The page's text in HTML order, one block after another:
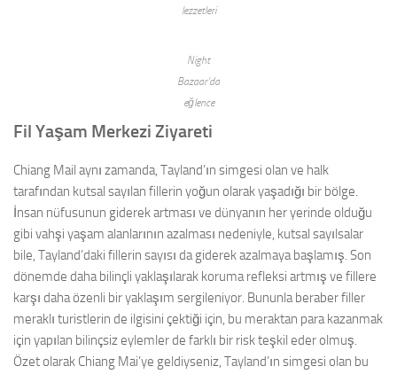
lezzetleri
Night
Bazaar’da
eğlence
Fil Yaşam Merkezi Ziyareti
Chiang Mail aynı zamanda, Tayland’ın simgesi olan ve halk
tarafından kutsal sayılan fillerin yoğun olarak yaşadığı bir bölge.
İnsan nüfusunun giderek artması ve dünyanın her yerinde olduğu
gibi vahşi yaşam alanlarının azalması nedeniyle, kutsal sayılsalar
bile, Tayland’daki fillerin sayısı da giderek azalmaya başlamış. Son
dönemde daha bilinçli yaklaşılarak koruma refleksi artmış ve fillere
karşı daha özenli bir yaklaşım sergileniyor. Bununla beraber filler
meraklı turistlerin de ilgisini çektiği için, bu meraktan para kazanmak
için yapılan bilinçsiz eylemler de farklı bir risk teşkil eder olmuş.
Özet olarak Chiang Mai’ye geldiyseniz, Tayland’ın simgesi olan bu